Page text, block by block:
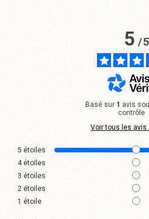
5/5
Basé sur 1 avis
contrôle
Voir tous les avis
5 étoiles
4 étoiles
3 étoiles
2 étoiles
1 étoile